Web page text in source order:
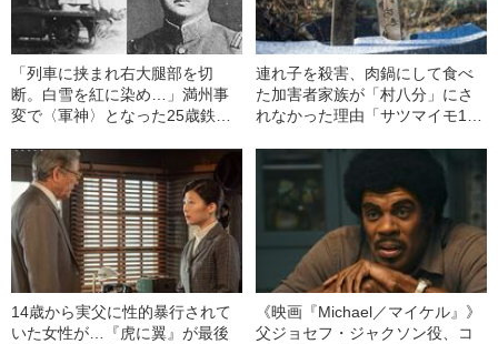
「列車に挟まれ右大腿部を切
断。白雪を紅に染め…」満州事
変で〈軍神〉となった25歳鉄道
で迫り来る敵の貨車》
連れ子を殺害、肉鍋にして食べ
た加害者家族が「村八分」にさ
れなかった理由「サツマイモ1本
だよ」（1945年の事件）
14歳から実父に性的暴行されて
いた女性が…『虎に翼』が最後
《映画『Michael／マイケル』》
父ジョセフ・ジャクソン役、コ